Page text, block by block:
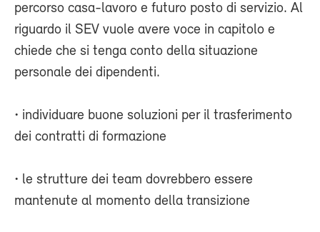
percorso casa-lavoro e futuro posto di servizio. Al
riguardo il SEV vuole avere voce in capitolo e
chiede che si tenga conto della situazione
personale dei dipendenti.
• individuare buone soluzioni per il trasferimento
dei contratti di formazione
• le strutture dei team dovrebbero essere
mantenute al momento della transizione